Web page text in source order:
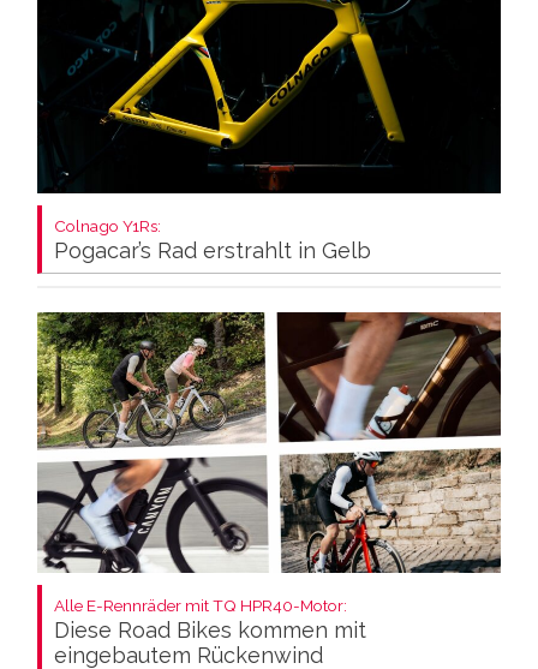
Colnago Y1Rs:
Pogacar’s Rad erstrahlt in Gelb
Alle E-Rennräder mit TQ HPR40-Motor:
Diese Road Bikes kommen mit
eingebautem Rückenwind